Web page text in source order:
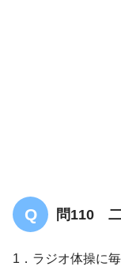
問110 二
1．ラジオ体操に